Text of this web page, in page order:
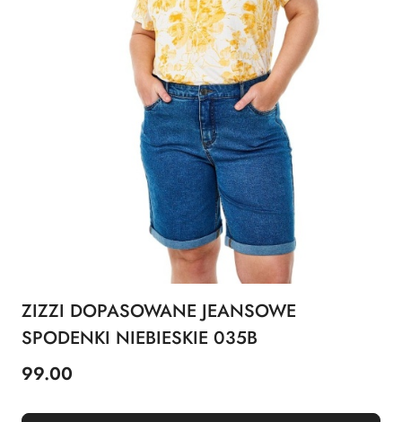
ZIZZI DOPASOWANE JEANSOWE
SPODENKI NIEBIESKIE 035B
Cena:
99.00